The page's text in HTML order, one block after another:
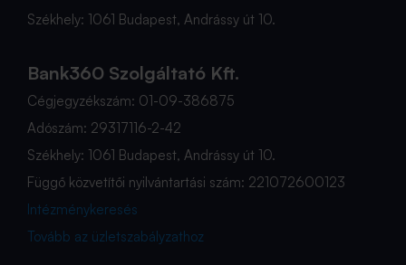
Székhely: 1061 Budapest, Andrássy út 10.
Bank360 Szolgáltató Kft.
Cégjegyzékszám: 01-09-386875
Adószám: 29317116-2-42
Székhely: 1061 Budapest, Andrássy út 10.
Függő közvetítői nyilvántartási szám: 221072600123
Intézménykeresés
Tovább az üzletszabályzathoz